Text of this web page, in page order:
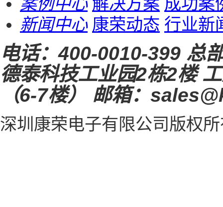
新闻中心 康荣动态 行业新
电话：400-0010-399 总
德泰科技工业园2栋2楼
（6-7楼）
邮箱：
深圳康荣电子有限公司 版权